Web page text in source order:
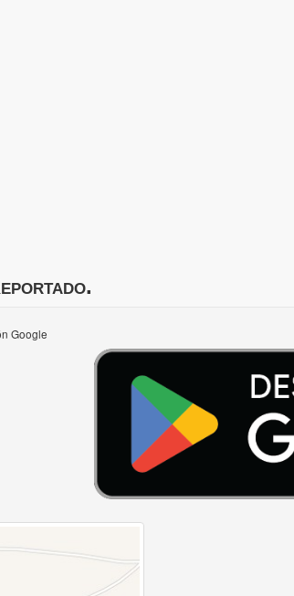
Google